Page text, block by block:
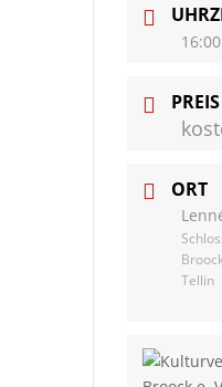
PREIS
ORT
Tellin